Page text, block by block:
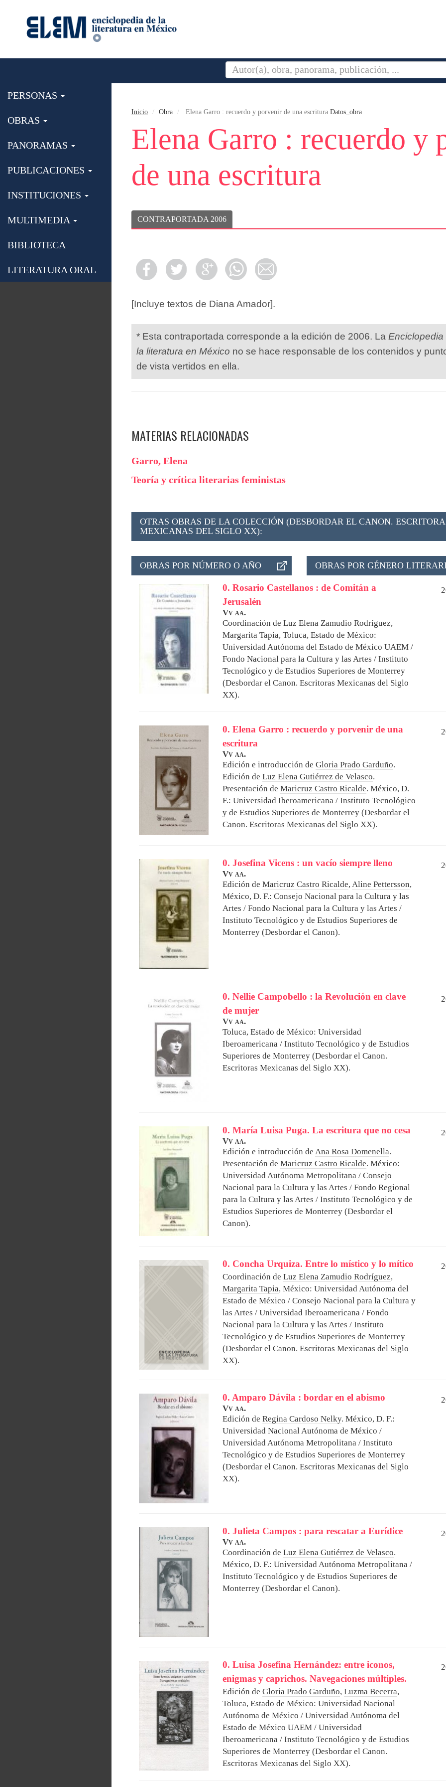
PERSONAS
OBRAS
PANORAMAS
PUBLICACIONES
INSTITUCIONES
MULTIMEDIA
BIBLIOTECA
LITERATURA ORAL
Inicio Obra Elena Garro : recuerdo y porvenir de una escritura Datos_obra
Elena Garro : recuerdo y
de una escritura
CONTRAPORTADA 2006
[Incluye textos de Diana Amador].
* Esta contraportada corresponde a la edición de 2006. La Enciclopedia
la literatura en México no se hace responsable de los contenidos y
de vista vertidos en ella.
MATERIAS RELACIONADAS
Garro, Elena
Teoría y crítica literarias feministas
OTRAS OBRAS DE LA COLECCIÓN (DESBORDAR EL CANON.
MEXICANAS DEL SIGLO XX):
OBRAS POR NÚMERO O AÑO OBRAS POR GÉNERO
0. Rosario Castellanos : de Comitán a
Jerusalén
Vv aa.
Coordinación deLuz Elena Zamudio Rodríguez,
Margarita Tapia,Toluca, Estado de México:
Universidad Autónoma del Estado de México UAEM /
Fondo Nacional para la Cultura y las Artes / Instituto
Tecnológico y de Estudios Superiores de Monterrey
(Desbordar el Canon. Escritoras Mexicanas del Siglo
XX).
0. Elena Garro : recuerdo y porvenir de una
escritura
Vv aa.
Edición e introducción deGloria Prado Garduño.
Edición deLuz Elena Gutiérrez de Velasco.
Presentación deMaricruz Castro Ricalde.México, D.
F.: Universidad Iberoamericana / Instituto Tecnológico
y de Estudios Superiores de Monterrey (Desbordar el
Canon. Escritoras Mexicanas del Siglo XX).
0. Josefina Vicens : un vacío siempre lleno
Vv aa.
Edición deMaricruz Castro Ricalde,Aline Pettersson,
México, D. F.: Consejo Nacional para la Cultura y las
Artes / Fondo Nacional para la Cultura y las Artes /
Instituto Tecnológico y de Estudios Superiores de
Monterrey (Desbordar el Canon).
0. Nellie Campobello : la Revolución en clave
de mujer
Vv aa.
Toluca, Estado de México: Universidad
Iberoamericana / Instituto Tecnológico y de Estudios
Superiores de Monterrey (Desbordar el Canon.
Escritoras Mexicanas del Siglo XX).
0. María Luisa Puga. La escritura que no cesa
Vv aa.
Edición e introducción deAna Rosa Domenella.
Presentación deMaricruz Castro Ricalde.México:
Universidad Autónoma Metropolitana / Consejo
Nacional para la Cultura y las Artes / Fondo Regional
para la Cultura y las Artes / Instituto Tecnológico y de
Estudios Superiores de Monterrey (Desbordar el
Canon).
0. Concha Urquiza. Entre lo místico y lo mítico
Coordinación deLuz Elena Zamudio Rodríguez,
Margarita Tapia,México: Universidad Autónoma del
Estado de México / Consejo Nacional para la Cultura y
las Artes / Universidad Iberoamericana / Fondo
Nacional para la Cultura y las Artes / Instituto
Tecnológico y de Estudios Superiores de Monterrey
(Desbordar el Canon. Escritoras Mexicanas del Siglo
XX).
0. Amparo Dávila : bordar en el abismo
Vv aa.
Edición deRegina Cardoso Nelky.México, D. F.:
Universidad Nacional Autónoma de México /
Universidad Autónoma Metropolitana / Instituto
Tecnológico y de Estudios Superiores de Monterrey
(Desbordar el Canon. Escritoras Mexicanas del Siglo
XX).
0. Julieta Campos : para rescatar a Eurídice
Vv aa.
Coordinación deLuz Elena Gutiérrez de Velasco.
México, D. F.: Universidad Autónoma Metropolitana /
Instituto Tecnológico y de Estudios Superiores de
Monterrey (Desbordar el Canon).
0. Luisa Josefina Hernández: entre iconos,
enigmas y caprichos. Navegaciones múltiples.
Edición deGloria Prado Garduño,Luzma Becerra,
Toluca, Estado de México: Universidad Nacional
Autónoma de México / Universidad Autónoma del
Estado de México UAEM / Universidad
Iberoamericana / Instituto Tecnológico y de Estudios
Superiores de Monterrey (Desbordar el Canon.
Escritoras Mexicanas del Siglo XX).